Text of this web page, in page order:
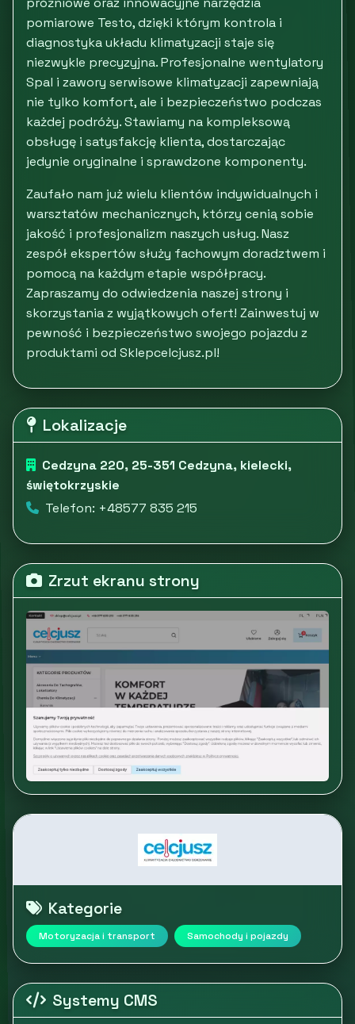
pomiarowe Testo, dzięki którym kontrola i
diagnostyka układu klimatyzacji staje się
niezwykle precyzyjna. Profesjonalne wentylatory
Spal i zawory serwisowe klimatyzacji zapewniają
nie tylko komfort, ale i bezpieczeństwo podczas
każdej podróży. Stawiamy na kompleksową
obsługę i satysfakcję klienta, dostarczając
jedynie oryginalne i sprawdzone komponenty.
Zaufało nam już wielu klientów indywidualnych i
warsztatów mechanicznych, którzy cenią sobie
jakość i profesjonalizm naszych usług. Nasz
zespół ekspertów służy fachowym doradztwem i
pomocą na każdym etapie współpracy.
Zapraszamy do odwiedzenia naszej strony i
skorzystania z wyjątkowych ofert! Zainwestuj w
pewność i bezpieczeństwo swojego pojazdu z
produktami od Sklepcelcjusz.pl!
Lokalizacje
Cedzyna 220, 25-351 Cedzyna, kielecki,
świętokrzyskie
Telefon: +48577 835 215
Zrzut ekranu strony
Kategorie
Motoryzacja i transport Samochody i pojazdy
Systemy CMS